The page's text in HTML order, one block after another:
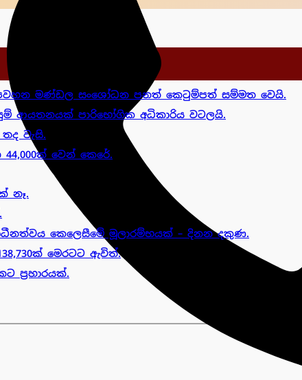
මණ්ඩල සංශෝධන පනත් කෙටුම්පත් සම්මත වෙයි.
ආයතනයක් පාරිභෝගික අධිකාරිය වටලයි.
වැසි.
වෙන් කෙරේ.
නෑ.
කෙලෙසීමේ මූලාරම්භයක් – දිනන දකුණ.
මෙරටට ඇවිත්.
ප්‍රහාරයක්.